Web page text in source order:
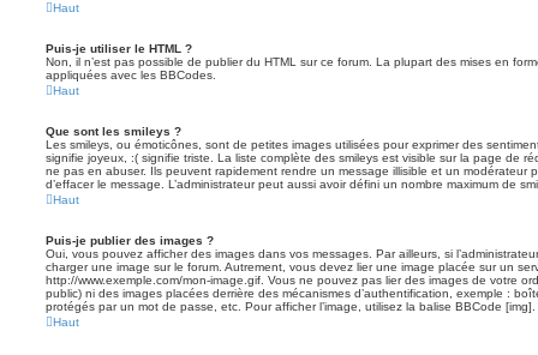
Haut
Puis-je utiliser le HTML ?
Non, il n’est pas possible de publier du HTML sur ce forum. La plupart des mises en
appliquées avec les BBCodes.
Haut
Que sont les smileys ?
Les smileys, ou émoticônes, sont de petites images utilisées pour exprimer des
signifie joyeux, :( signifie triste. La liste complète des smileys est visible sur la page de
ne pas en abuser. Ils peuvent rapidement rendre un message illisible et un modérateur
d’effacer le message. L’administrateur peut aussi avoir défini un nombre maximum de
Haut
Puis-je publier des images ?
Oui, vous pouvez afficher des images dans vos messages. Par ailleurs, si
charger une image sur le forum. Autrement, vous devez lier une image placée sur un
http://www.exemple.com/mon-image.gif. Vous ne pouvez pas lier des images de votre
public) ni des images placées derrière des mécanismes d’authentification, exemple :
protégés par un mot de passe, etc. Pour afficher l’image, utilisez la balise BBCode [img].
Haut